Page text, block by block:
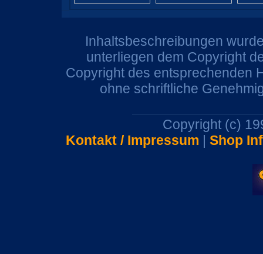
Inhaltsbeschreibungen
unterliegen dem Copyright
Copyright des entsprechenden
ohne schriftliche
Copyright (c)
Kontakt / Impressum | Shop